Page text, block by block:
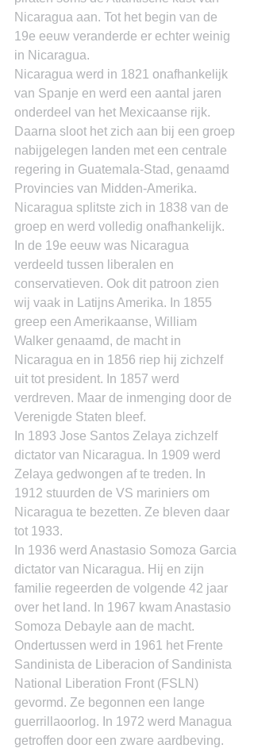
Nicaragua aan. Tot het begin van de
19e eeuw veranderde er echter weinig
in Nicaragua.
Nicaragua werd in 1821 onafhankelijk
van Spanje en werd een aantal jaren
onderdeel van het Mexicaanse rijk.
Daarna sloot het zich aan bij een groep
nabijgelegen landen met een centrale
regering in Guatemala-Stad, genaamd
Provincies van Midden-Amerika.
Nicaragua splitste zich in 1838 van de
groep en werd volledig onafhankelijk.
In de 19e eeuw was Nicaragua
verdeeld tussen liberalen en
conservatieven. Ook dit patroon zien
wij vaak in Latijns Amerika. In 1855
greep een Amerikaanse, William
Walker genaamd, de macht in
Nicaragua en in 1856 riep hij zichzelf
uit tot president. In 1857 werd
verdreven. Maar de inmenging door de
Verenigde Staten bleef.
In 1893 Jose Santos Zelaya zichzelf
dictator van Nicaragua. In 1909 werd
Zelaya gedwongen af te treden. In
1912 stuurden de VS mariniers om
Nicaragua te bezetten. Ze bleven daar
tot 1933.
In 1936 werd Anastasio Somoza Garcia
dictator van Nicaragua. Hij en zijn
familie regeerden de volgende 42 jaar
over het land. In 1967 kwam Anastasio
Somoza Debayle aan de macht.
Ondertussen werd in 1961 het Frente
Sandinista de Liberacion of Sandinista
National Liberation Front (FSLN)
gevormd. Ze begonnen een lange
guerrillaoorlog. In 1972 werd Managua
getroffen door een zware aardbeving.